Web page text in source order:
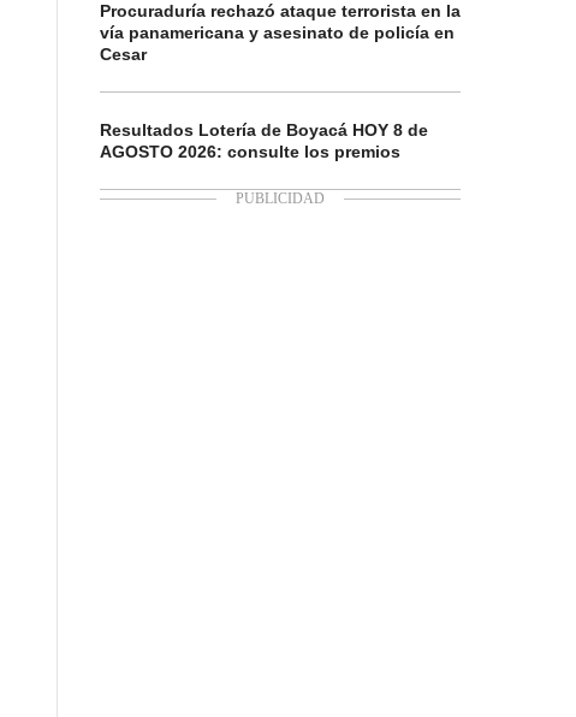
Procuraduría rechazó ataque terrorista en la
vía panamericana y asesinato de policía en
Cesar
Resultados Lotería de Boyacá HOY 8 de
AGOSTO 2026: consulte los premios